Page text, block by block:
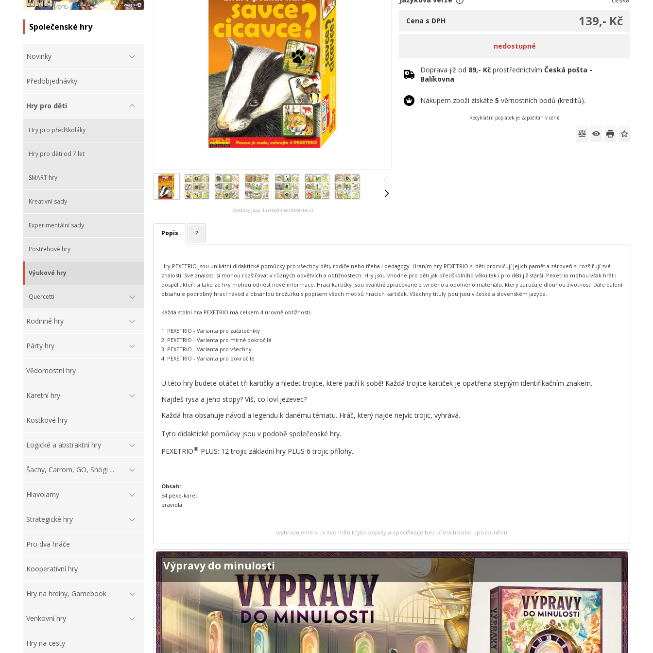
Společenské hry
Novinky
Předobjednávky
Hry pro děti
Hry pro předškoláky
Hry pro děti od 7 let
SMART hry
Kreativní sady
Experimentální sady
Postřehové hry
Výukové hry
Quercetti
Rodinné hry
Párty hry
Vědomostní hry
Karetní hry
Kostkové hry
Logické a abstraktní hry
Šachy, Carrom, GO, Shogi ...
Hlavolamy
Strategické hry
Pro dva hráče
Kooperativní hry
Hry na hrdiny, Gamebook
Venkovní hry
Hry na cesty
(obrázky jsou ilustračního charakteru)
139,- Kč
Cena s DPH
nedostupné
Doprava již od 89,- Kč prostřednictvímČeská pošta -
Balíkovna
Nákupem zboží získáte5 věrnostních bodů (kreditů).
Recyklační poplatek je započítán v ceně
Popis ?
Hry PEXETRIO jsou unikátní didaktické pomůcky pro všechny děti, rodiče nebo třeba i pedagogy. Hraním hry PEXETRIO si děti procvičují jejich pamět a zároveň si rozšiřují své
znalosti. Své znalosti si mohou rozšiřovat v různých odvětvích a obtižnostech. Hry jsou vhodné pro děti jak předškolního věku tak i pro děti již starší. Pexetrio mohou však hrát i
dospělí, kteří si také ze hry mohou odnést nové informace. Hrací kartičky jsou kvalitně zpracované z tvrdého a odolného materiálu, který zaručuje dlouhou životnost. Dále balení
obsahuje podrobný hrací návod a obsáhlou brožurku s popisem všech motivů hracích kartiček. Všechny tituly jsou jsou v české a slovenském jazyce.
Každá stolní hra PEXETRIO má celkem 4 úrovně obtížností.
1. PEXETRIO - Varianta pro začátečníky
2. PEXETRIO - Varianta pro mírně pokročilé
3. PEXETRIO - Varianta pro všechny
4. PEXETRIO - Varianta pro pokročilé
U této hry budete otáčet tři kartičky a hledet trojice, které patří k sobě! Každá trojice kartiček je opatřena stejným identifikačním znakem.
Najdeš rysa a jeho stopy? Víš, co loví jezevec?
Každá hra obsahuje návod a legendu k danému tématu. Hráč, který najde nejvíc trojic, vyhrává.
Tyto didaktické pomůcky jsou v podobě společenské hry.
PEXETRIO® PLUS: 12 trojic základní hry PLUS 6 trojic přílohy.
Obsah:
54 pexe-karet
pravidla
(vyhrazujeme si právo měnit tyto popisy a specifikace bez předchozího upozornění)
Výpravy do minulosti